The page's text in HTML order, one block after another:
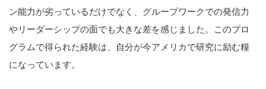
ン能力が劣っているだけでなく、グループワークでの発信力
やリーダーシップの面でも大きな差を感じました。このプロ
グラムで得られた経験は、自分が今アメリカで研究に励む糧
になっています。